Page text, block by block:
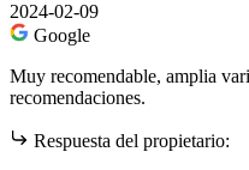
2024-02-09
Google
Muy recomendable, amplia
recomendaciones.
Respuesta del propietario: